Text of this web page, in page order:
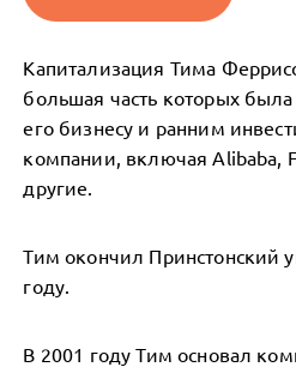
Капитализация Тима
большая часть которых
его бизнесу и ранним
компании, включая Alibaba,
другие.
Тим окончил Принстонский
году.
В 2001 году Тим основал